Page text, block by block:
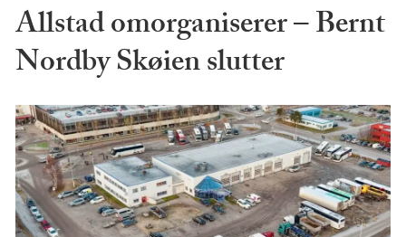
Allstad omorganiserer – Bernt
Nordby Skøien slutter